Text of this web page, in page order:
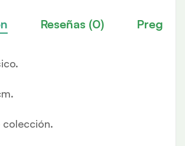
Reseñas (0)
colección.